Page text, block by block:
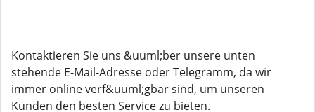
Kontaktieren Sie uns &uuml;ber unsere unten
stehende E-Mail-Adresse oder Telegramm, da wir
immer online verf&uuml;gbar sind, um unseren
Kunden den besten Service zu bieten.